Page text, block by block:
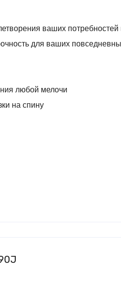
ваших потребностей
для ваших
любой мелочи
на спину